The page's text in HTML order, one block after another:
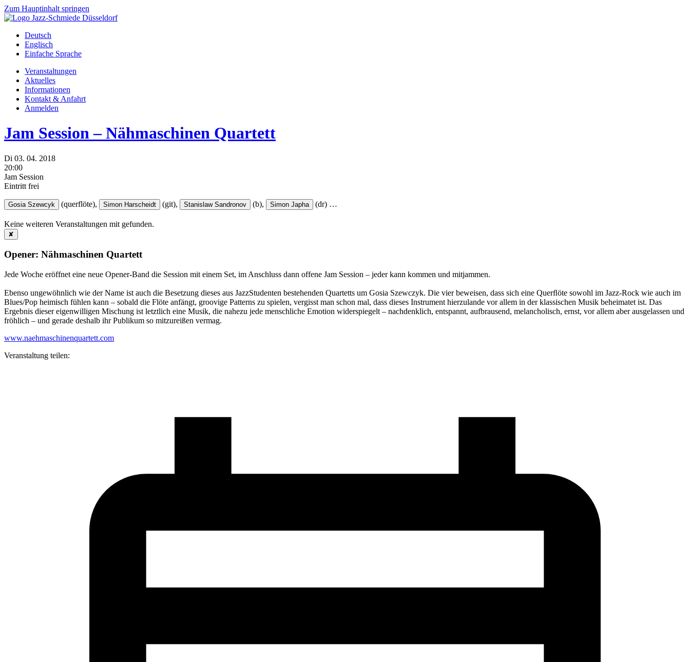
Zum Hauptinhalt springen
Deutsch
Englisch
Einfache Sprache
Veranstaltungen
Aktuelles
Informationen
Kontakt & Anfahrt
Anmelden
Jam Session – Nähmaschinen Quartett
Di 03. 04. 2018
20:00
Jam Session
Eintritt frei
Gosia Szewcyk (querflöte), Simon Harscheidt (git), Stanislaw Sandronov (b), Simon Japha (dr) …
Keine weiteren Veranstaltungen mit gefunden.
✘
Opener: Nähmaschinen Quartett
Jede Woche eröffnet eine neue Opener-Band die Session mit einem Set, im Anschluss dann offene Jam Session – jeder kann kommen und mitjammen.
Ebenso ungewöhnlich wie der Name ist auch die Besetzung dieses aus JazzStudenten bestehenden Quartetts um Gosia Szewczyk. Die vier beweisen, dass sich eine Querﬂöte sowohl im Jazz-Rock wie auch im
Blues/Pop heimisch fühlen kann – sobald die Flöte anfängt, groovige Patterns zu spielen, vergisst man schon mal, dass dieses Instrument hierzulande vor allem in der klassischen Musik beheimatet ist. Das
Ergebnis dieser eigenwilligen Mischung ist letztlich eine Musik, die nahezu jede menschliche Emotion widerspiegelt – nachdenklich, entspannt, aufbrausend, melancholisch, ernst, vor allem aber ausgelassen und
fröhlich – und gerade deshalb ihr Publikum so mitzureißen vermag.
www.naehmaschinenquartett.com
Veranstaltung teilen: